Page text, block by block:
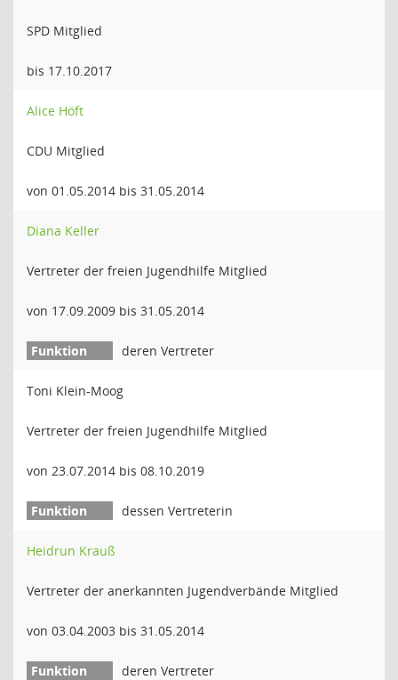
SPD Mitglied
bis 17.10.2017
Alice Höft
CDU Mitglied
von 01.05.2014 bis 31.05.2014
Diana Keller
Vertreter der freien Jugendhilfe Mitglied
von 17.09.2009 bis 31.05.2014
deren Vertreter
Toni Klein-Moog
Vertreter der freien Jugendhilfe Mitglied
von 23.07.2014 bis 08.10.2019
dessen Vertreterin
Heidrun Krauß
Vertreter der anerkannten Jugendverbände Mitglied
von 03.04.2003 bis 31.05.2014
deren Vertreter